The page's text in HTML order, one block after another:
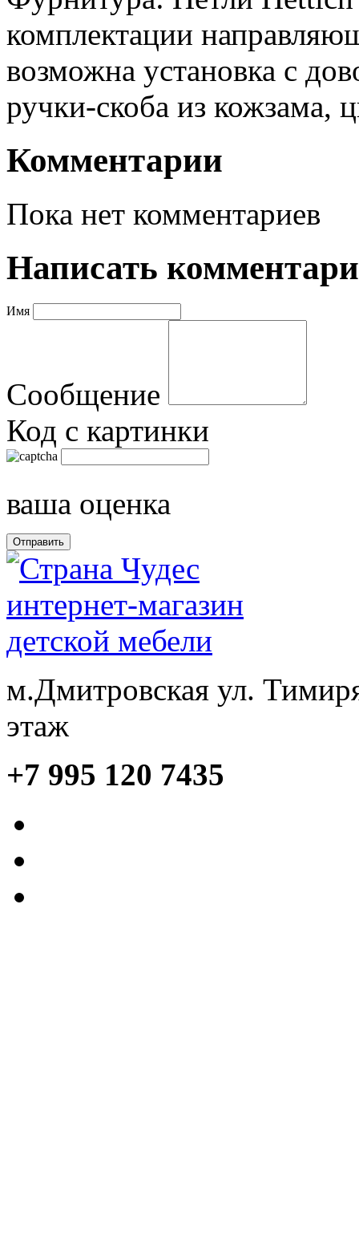
комплектации
возможна установка с
ручки-скоба из кожзама,
Комментарии
Пока нет комментариев
Написать
Имя
Сообщение
Код с картинки
ваша оценка
м.Дмитровская ул.
этаж
+7 995 120 7435